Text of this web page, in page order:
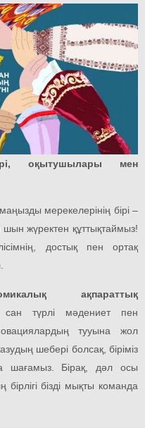
оқытушылары мен
маңызды мерекелерінің бірі –
шын жүректен құттықтаймыз!
достық пен ортақ
ақпараттық
сан түрлі мәдениет пен
тууына жол
шебері болсақ, біріміз
шағамыз. Бірақ, дәл осы
бізді мықты команда